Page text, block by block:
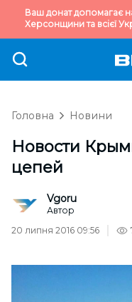
Ваш донат допомагає
Херсонщини та всієї
Головна Новини
Новости
цепей
Vgoru
Автор
20 липня 2016 09:56